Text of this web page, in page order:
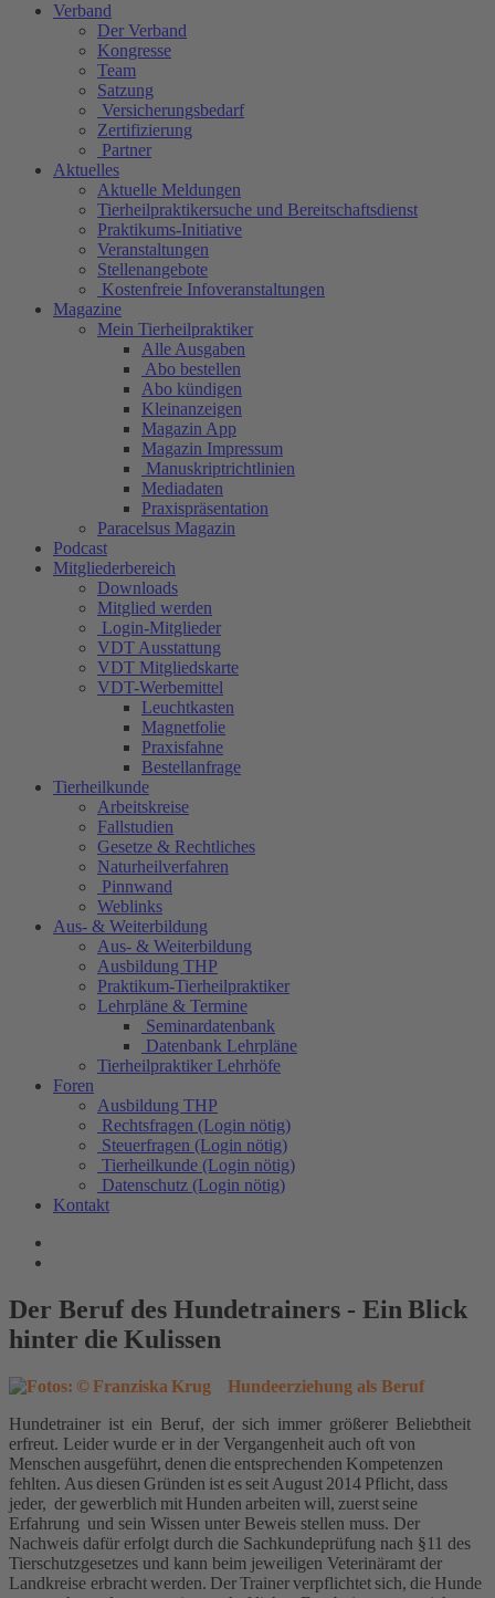
Verband
Der Verband
Kongresse
Team
Satzung
Versicherungsbedarf
Zertifizierung
Partner
Aktuelles
Aktuelle Meldungen
Tierheilpraktikersuche und Bereitschaftsdienst
Praktikums-Initiative
Veranstaltungen
Stellenangebote
Kostenfreie Infoveranstaltungen
Magazine
Mein Tierheilpraktiker
Alle Ausgaben
Abo bestellen
Abo kündigen
Kleinanzeigen
Magazin App
Magazin Impressum
Manuskriptrichtlinien
Mediadaten
Praxispräsentation
Paracelsus Magazin
Podcast
Mitgliederbereich
Downloads
Mitglied werden
Login-Mitglieder
VDT Ausstattung
VDT Mitgliedskarte
VDT-Werbemittel
Leuchtkasten
Magnetfolie
Praxisfahne
Bestellanfrage
Tierheilkunde
Arbeitskreise
Fallstudien
Gesetze & Rechtliches
Naturheilverfahren
Pinnwand
Weblinks
Aus- & Weiterbildung
Aus- & Weiterbildung
Ausbildung THP
Praktikum-Tierheilpraktiker
Lehrpläne & Termine
Seminardatenbank
Datenbank Lehrpläne
Tierheilpraktiker Lehrhöfe
Foren
Ausbildung THP
Rechtsfragen (Login nötig)
Steuerfragen (Login nötig)
Tierheilkunde (Login nötig)
Datenschutz (Login nötig)
Kontakt
Der Beruf des Hundetrainers - Ein Blick
hinter die Kulissen
Hundeerziehung als Beruf
Hundetrainer ist ein Beruf, der sich immer größerer Beliebtheit
erfreut. Leider wurde er in der Vergangenheit auch oft von
Menschen ausgeführt, denen die entsprechenden Kompetenzen
fehlten. Aus diesen Gründen ist es seit August 2014 Pflicht, dass
jeder, der gewerblich mit Hunden arbeiten will, zuerst seine
Erfahrung und sein Wissen unter Beweis stellen muss. Der
Nachweis dafür erfolgt durch die Sachkundeprüfung nach §11 des
Tierschutzgesetzes und kann beim jeweiligen Veterinäramt der
Landkreise erbracht werden. Der Trainer verpflichtet sich, die Hunde